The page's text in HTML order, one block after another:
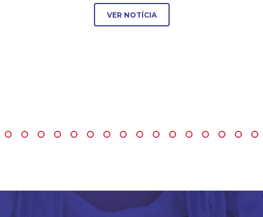
VER NOTÍCIA